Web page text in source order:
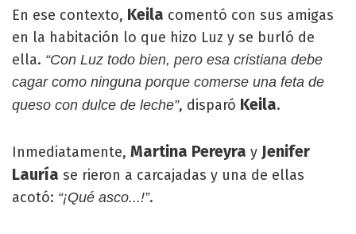
En ese contexto, Keila comentó con sus amigas
en la habitación lo que hizo Luz y se burló de
ella. “Con Luz todo bien, pero esa cristiana debe
cagar como ninguna porque comerse una feta de
queso con dulce de leche”, disparó Keila.
Inmediatamente, Martina Pereyra y Jenifer
Lauría se rieron a carcajadas y una de ellas
acotó: “¡Qué asco...!”.